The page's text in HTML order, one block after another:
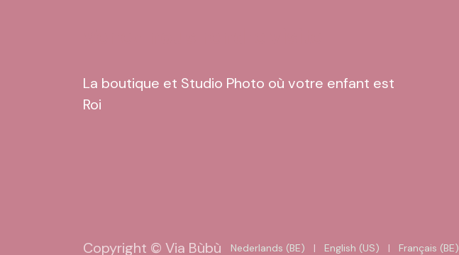
La boutique et Studio Photo où votre enfant est
Roi
Copyright © Via Bùbù Nederlands (BE) | English (US) | Français (BE)